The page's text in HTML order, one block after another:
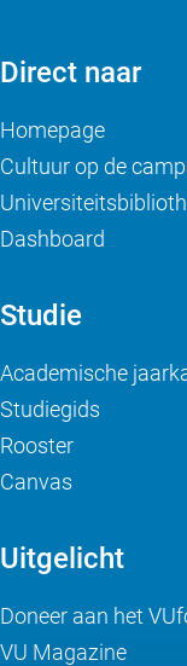
Direct naar
Homepage
Cultuur op de
Dashboard
Studie
Academische
Studiegids
Rooster
Canvas
Uitgelicht
Doneer aan het
VU Magazine